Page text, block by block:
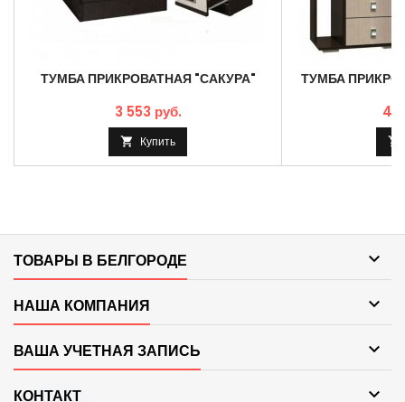
ТУМБА ПРИКРОВАТНАЯ "САКУРА"
3 553 руб.
 Купить
ТУМБА
4

ТОВАРЫ В БЕЛГОРОДЕ 
НАША КОМПАНИЯ 
ВАША УЧЕТНАЯ ЗАПИСЬ 
КОНТАКТ 